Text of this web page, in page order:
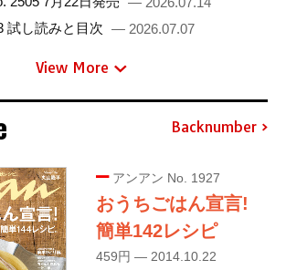
試し読みと目次 — 2026.07.07
View More
Backnumber
アンアン No. 1927
おうちごはん宣言!
簡単142レシピ
459円 — 2014.10.22